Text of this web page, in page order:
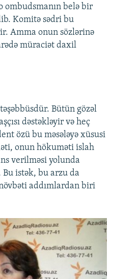
ombudsmanın belə bir
Komitə sədri bu
Amma onun sözlərinə
müraciət daxil
Bütün gözəl
dəstəkləyir və heç
özü bu məsələyə xüsusi
onun hökuməti islah
verilməsi yolunda
Bu istək, bu arzu da
addımlardan biri